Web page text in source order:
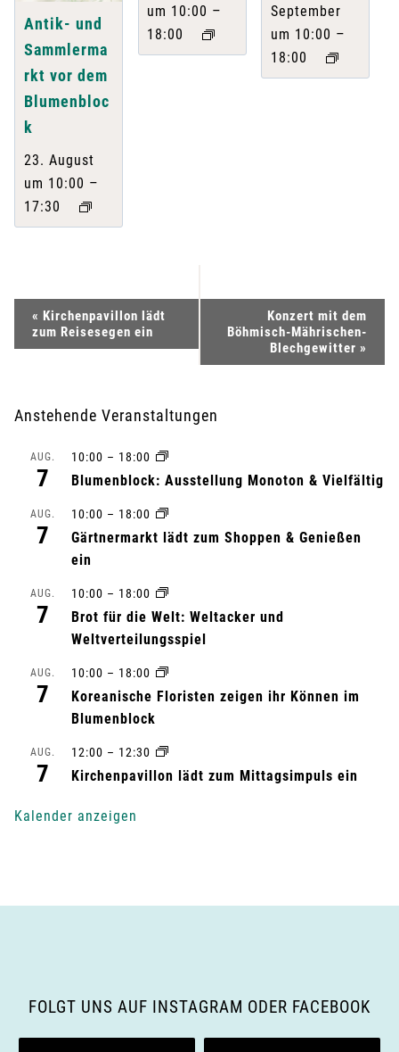
Antik- und
Sammlerma
rkt vor dem
Blumenbloc
k
23. August
um 10:00 –
17:30
um 10:00 –
18:00
September
um 10:00 –
18:00
e
a
-
« Kirchenpavillon lädt
zum Reisesegen ein
Konzert mit dem
Böhmisch-Mährischen-
Blechgewitter »
Anstehende Veranstaltungen
AUG.
7
10:00 – 18:00
Blumenblock: Ausstellung Monoton & Vielfältig
AUG.
7
10:00 – 18:00
Gärtnermarkt lädt zum Shoppen & Genießen
ein
AUG.
7
10:00 – 18:00
Brot für die Welt: Weltacker und
Weltverteilungsspiel
AUG.
7
10:00 – 18:00
Koreanische Floristen zeigen ihr Können im
Blumenblock
AUG.
7
12:00 – 12:30
Kirchenpavillon lädt zum Mittagsimpuls ein
Kalender anzeigen
FOLGT UNS AUF INSTAGRAM ODER FACEBOOK